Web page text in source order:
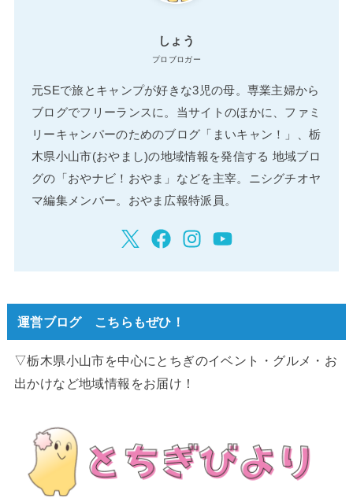
しょう
プロブロガー
元SEで旅とキャンプが好きな3児の母。専業主婦から
ブログでフリーランスに。当サイトのほかに、ファミ
リーキャンパーのためのブログ「まいキャン！」、栃
木県小山市(おやまし)の地域情報を発信する 地域ブロ
グの「おやナビ！おやま」などを主宰。ニシグチオヤ
マ編集メンバー。おやま広報特派員。
運営ブログ こちらもぜひ！
▽栃木県小山市を中心にとちぎのイベント・グルメ・お
出かけなど地域情報をお届け！